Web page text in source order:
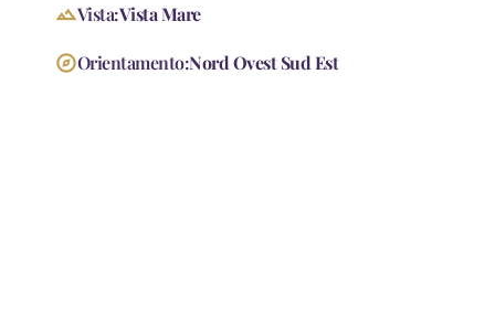
landscapeVista:Vista Mare
exploreOrientamento:Nord Ovest Sud Est